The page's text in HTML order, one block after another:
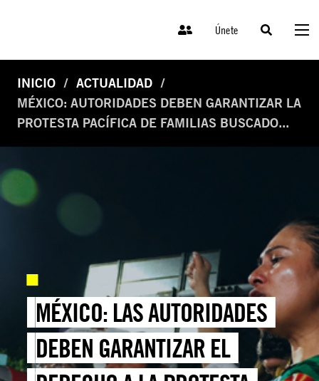
Únete
INICIO
ACTUALIDAD
MÉXICO: AUTORIDADES DEBEN GARANTIZAR LA
PROTESTA PACÍFICA DE FAMILIAS BUSCADO...
MÉXICO: LAS AUTORIDADES
DEBEN GARANTIZAR EL